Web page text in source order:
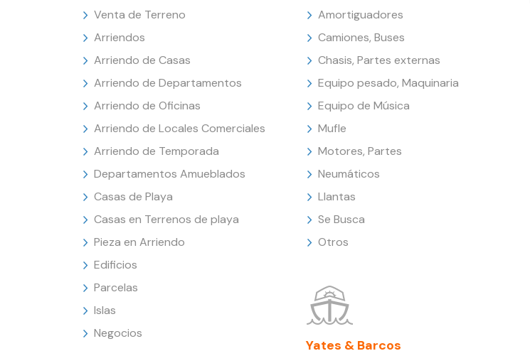
Venta de Terreno
Arriendos
Arriendo de Casas
Arriendo de Departamentos
Arriendo de Oficinas
Arriendo de Locales Comerciales
Arriendo de Temporada
Departamentos Amueblados
Casas de Playa
Casas en Terrenos de playa
Pieza en Arriendo
Edificios
Parcelas
Islas
Negocios
Amortiguadores
Camiones, Buses
Chasis, Partes externas
Equipo pesado, Maquinaria
Equipo de Música
Mufle
Motores, Partes
Neumáticos
Llantas
Se Busca
Otros
Yates & Barcos